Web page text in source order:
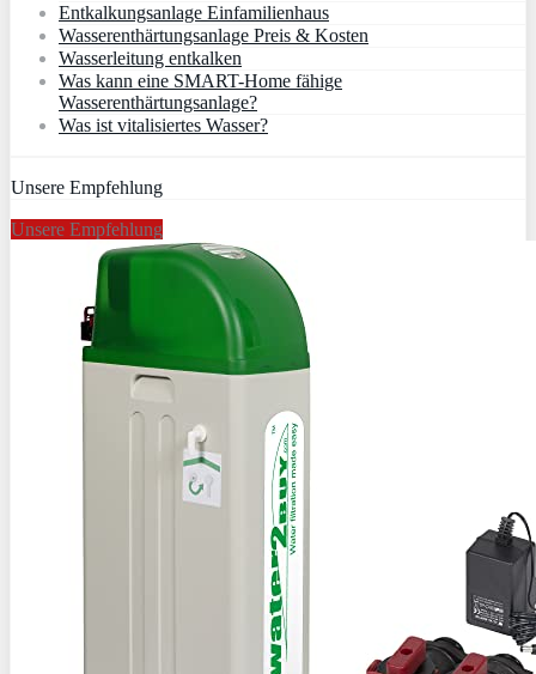
Entkalkungsanlage Einfamilienhaus
Wasserenthärtungsanlage Preis & Kosten
Wasserleitung entkalken
Was kann eine SMART-Home fähige
Wasserenthärtungsanlage?
Was ist vitalisiertes Wasser?
Unsere Empfehlung
Unsere Empfehlung